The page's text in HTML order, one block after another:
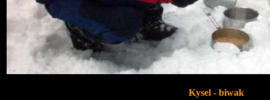
Kysel - biwak